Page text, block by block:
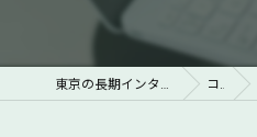
東京の長期インターンなら株式会社CONNECTA コラム